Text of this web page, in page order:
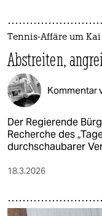
Tennis-Affäre um
Abstreiten,
Kommentar
Der Regierende
Recherche des
durchschaubarer
18.3.2026